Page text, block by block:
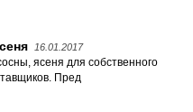
16.01.2017
ясеня для собственного
Пред